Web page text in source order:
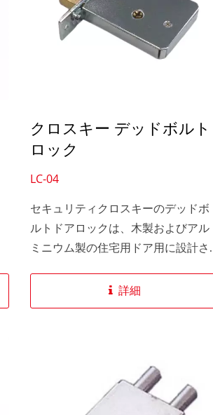
クロスキー デッドボルト
ロック
LC-04
セキュリティクロスキーのデッドボ
ルトドアロックは、木製およびアル
ミニウム製の住宅用ドア用に設計さ
詳細